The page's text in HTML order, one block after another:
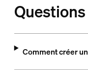
Comment créer